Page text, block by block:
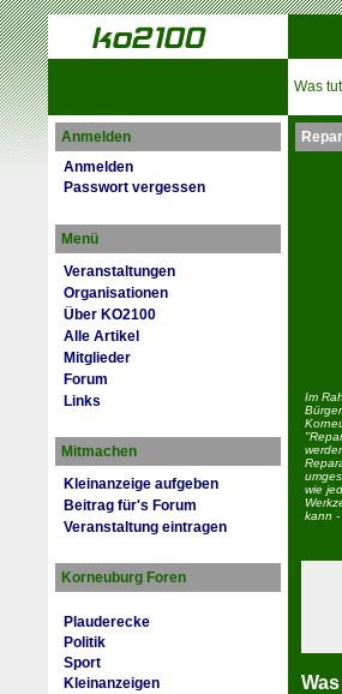
Was
Anmelden
Anmelden
Passwort vergessen
Menü
Veranstaltungen
Organisationen
Über KO2100
Alle Artikel
Mitglieder
Forum
Links
Mitmachen
Kleinanzeige aufgeben
Beitrag für's Forum
Veranstaltung eintragen
Korneuburg Foren
Plauderecke
Politik
Sport
Kleinanzeigen
Im
wie
kann -